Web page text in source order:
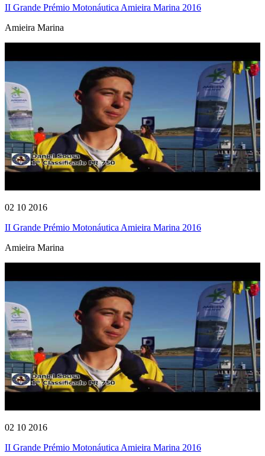
II Grande Prémio Motonáutica Amieira Marina 2016
Amieira Marina
02 10 2016
II Grande Prémio Motonáutica Amieira Marina 2016
Amieira Marina
02 10 2016
II Grande Prémio Motonáutica Amieira Marina 2016